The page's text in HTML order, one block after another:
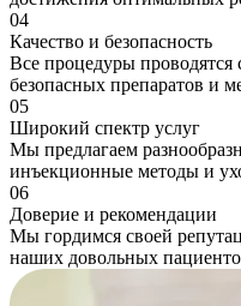
04
Качество и безопасность
Все процедуры
безопасных препаратов и
05
Широкий спектр услуг
Мы предлагаем
инъекционные методы и
06
Доверие и рекомендации
Мы гордимся своей
наших довольных